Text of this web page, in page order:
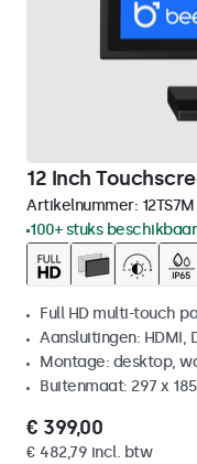
12 Inch
Artikelnummer: 12TS7M
100+ stuks beschikbaar
Full HD multi-touch
Aansluitingen: HDMI,
Montage: desktop,
Buitenmaat: 297 x
€ 399,00
€ 482,79 incl. btw